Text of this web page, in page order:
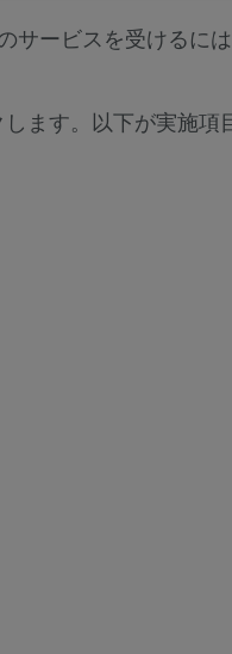
ービスを受けるには
ます。以下が実施項